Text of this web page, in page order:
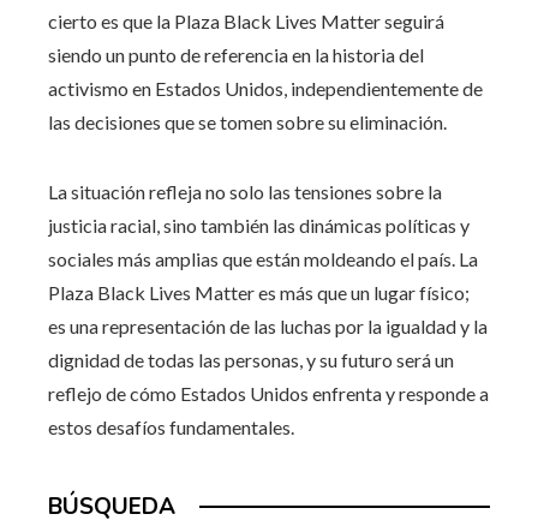
cierto es que la Plaza Black Lives Matter seguirá
siendo un punto de referencia en la historia del
activismo en Estados Unidos, independientemente de
las decisiones que se tomen sobre su eliminación.
La situación refleja no solo las tensiones sobre la
justicia racial, sino también las dinámicas políticas y
sociales más amplias que están moldeando el país. La
Plaza Black Lives Matter es más que un lugar físico;
es una representación de las luchas por la igualdad y la
dignidad de todas las personas, y su futuro será un
reflejo de cómo Estados Unidos enfrenta y responde a
estos desafíos fundamentales.
BÚSQUEDA